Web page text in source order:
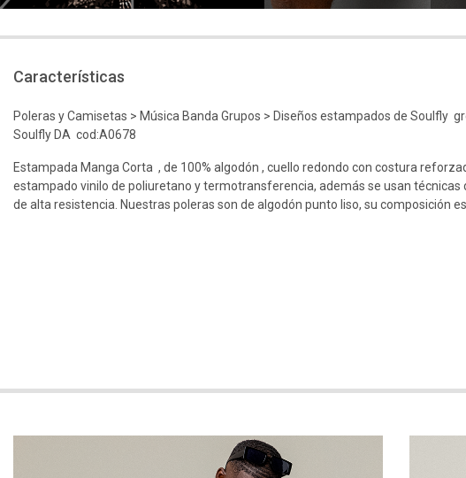
Características
Poleras y Camisetas > Música Banda Grupos > Diseños estampados de Soulfly
Soulfly DA cod:A0678
Estampada Manga Corta , de 100% algodón , cuello redondo con costura
estampado vinilo de poliuretano y termotransferencia, además se usan técnicas
de alta resistencia. Nuestras poleras son de algodón punto liso, su composición